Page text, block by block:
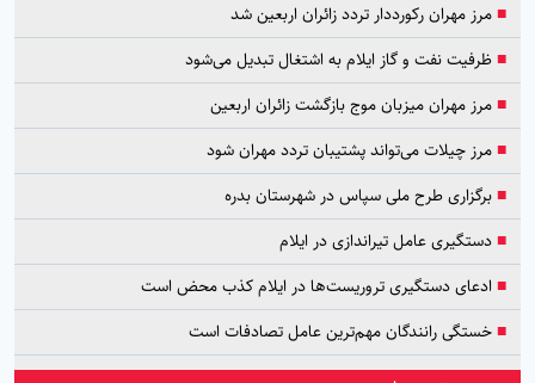
■مرز مهران رکورددار تردد زائران اربعین شد
■ظرفیت نفت و گاز ایلام به اشتغال تبدیل می‌شود
■مرز مهران میزبان موج بازگشت زائران اربعین
■مرز چیلات می‌تواند پشتیبان تردد مهران شود
■برگزاری طرح ملی سپاس در شهرستان بدره
■دستگیری عامل تیراندازی در ایلام
■ ادعای دستگیری تروریست‌ها در ایلام کذب محض است
■خستگی رانندگان مهم‌ترین عامل تصادفات است